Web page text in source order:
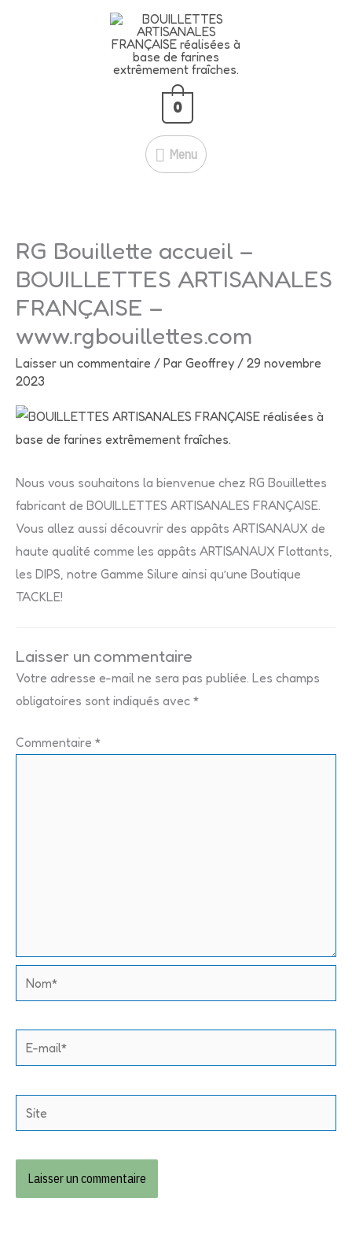
Menu
Menu
0
RG Bouillette accueil –
BOUILLETTES ARTISANALES
FRANÇAISE –
www.rgbouillettes.com
Laisser un commentaire / Par Geoffrey / 29 novembre
2023
Nous vous souhaitons la bienvenue chez RG Bouillettes
fabricant de BOUILLETTES ARTISANALES FRANÇAISE.
Vous allez aussi découvrir des appâts ARTISANAUX de
haute qualité comme les appâts ARTISANAUX Flottants,
les DIPS, notre Gamme Silure ainsi qu’une Boutique
TACKLE!
Laisser un commentaire
Votre adresse e-mail ne sera pas publiée. Les champs
obligatoires sont indiqués avec *
Commentaire *
Nom*
E-
mail*
Site
BLACK CASSIS – 5 KG À
SEULEMENT 39 € !
39 €💥
Économisez 12 € ! Profitez-en
maintenant !